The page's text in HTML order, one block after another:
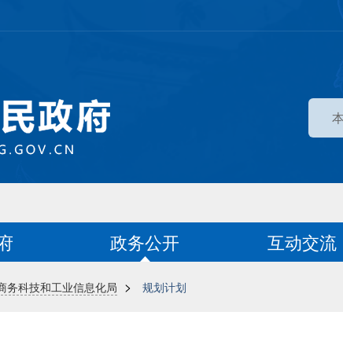
政务公开 互动交流
务科技和工业信息化局 > 规划计划